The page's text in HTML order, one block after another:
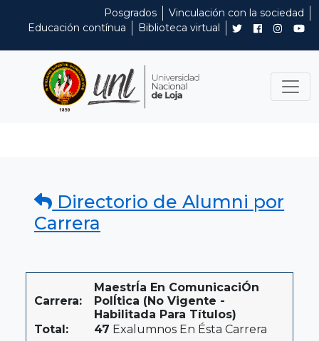
Posgrados
Vinculación con la sociedad
Educación contínua
Biblioteca virtual
Directorio de Alumni por
Carrera
Carrera:
MaestrÍa En ComunicaciÓn
PolÍtica (No Vigente -
Habilitada Para Títulos)
Total:
47 Exalumnos En Ésta Carrera